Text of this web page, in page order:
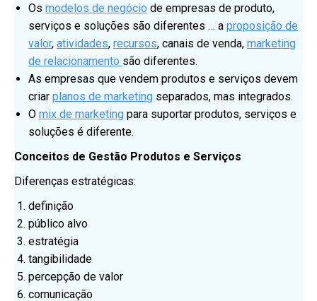
Os modelos de negócio de empresas de produto,
serviços e soluções são diferentes … a proposição de
valor, atividades, recursos, canais de venda, marketing
de relacionamento são diferentes.
As empresas que vendem produtos e serviços devem
criar planos de marketing separados, mas integrados.
O mix de marketing para suportar produtos, serviços e
soluções é diferente.
Conceitos de Gestão Produtos e Serviços
Diferenças estratégicas:
definição
público alvo
estratégia
tangibilidade
percepção de valor
comunicação